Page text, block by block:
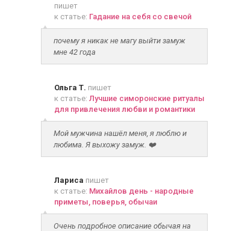
пишет
к статье: Гадание на себя со свечой
почему я никак не магу выйти замуж
мне 42 года
Ольга Т. пишет
к статье: Лучшие симоронские ритуалы
для привлечения любви и романтики
Мой мужчина нашёл меня, я люблю и
любима. Я выхожу замуж. ❤️
Лариса пишет
к статье: Михайлов день - народные
приметы, поверья, обычаи
Очень подробное описание обычая на